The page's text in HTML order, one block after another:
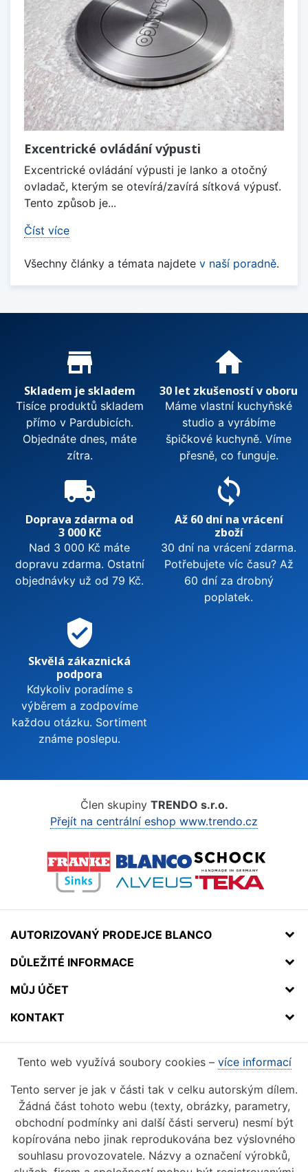
Excentrické ovládání výpusti
Excentrické ovládání výpusti je lanko a otočný
ovladač, kterým se otevírá/zavírá sítková výpusť.
Tento způsob je...
Číst více
Všechny články a témata najdete v naší poradně.
Proč nakupovat u nás?
store_mall_directory
Skladem je skladem
Tisíce produktů skladem
přímo v Pardubicích.
Objednáte dnes, máte
zítra.
home
30 let zkušeností v oboru
Máme vlastní kuchyňské
studio a vyrábíme
špičkové kuchyně. Víme
přesně, co funguje.
local_shipping
Doprava zdarma od
3 000 Kč
Nad 3 000 Kč máte
dopravu zdarma. Ostatní
objednávky už od 79 Kč.
sync
Až 60 dní na vrácení
zboží
30 dní na vrácení zdarma.
Potřebujete víc času? Až
60 dní za drobný
poplatek.
verified_user
Skvělá zákaznická
podpora
Kdykoliv poradíme s
výběrem a zodpovíme
každou otázku. Sortiment
známe poslepu.
Člen skupiny TRENDO s.r.o.
Přejít na centrální eshop www.trendo.cz
AUTORIZOVANÝ PRODEJCE BLANCO
DŮLEŽITÉ INFORMACE
MŮJ ÚČET
KONTAKT
Tento web využívá soubory cookies – více informací
Tento server je jak v části tak v celku autorským dílem.
Žádná část tohoto webu (texty, obrázky, parametry,
obchodní podmínky ani další části serveru) nesmí být
kopírována nebo jinak reprodukována bez výslovného
souhlasu provozovatele. Názvy a označení výrobků,